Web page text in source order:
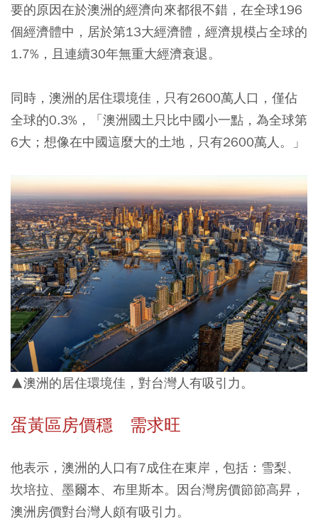
要的原因在於澳洲的經濟向來都很不錯，在全球196
個經濟體中，居於第13大經濟體，經濟規模占全球的
1.7%，且連續30年無重大經濟衰退。
同時，澳洲的居住環境佳，只有2600萬人口，僅佔
全球的0.3%，「澳洲國土只比中國小一點，為全球第
6大；想像在中國這麼大的土地，只有2600萬人。」
▲澳洲的居住環境佳，對台灣人有吸引力。
蛋黃區房價穩 需求旺
他表示，澳洲的人口有7成住在東岸，包括：雪梨、
坎培拉、墨爾本、布里斯本。因台灣房價節節高昇，
澳洲房價對台灣人頗有吸引力。